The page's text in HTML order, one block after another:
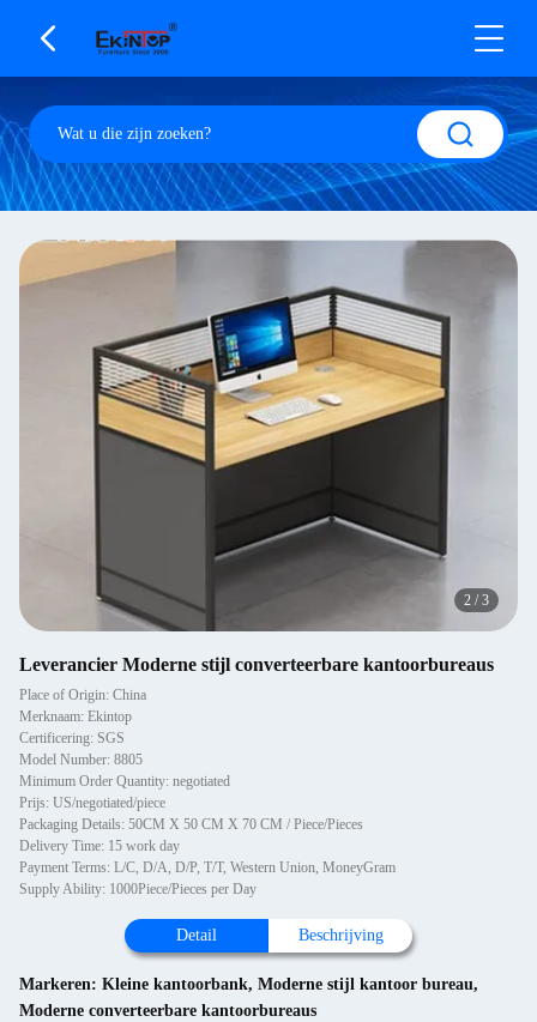
2 /3
Leverancier Moderne stijl converteerbare kantoorbureaus
Place of Origin: China
Merknaam: Ekintop
Certificering: SGS
Model Number: 8805
Minimum Order Quantity: negotiated
Prijs: US/negotiated/piece
Packaging Details: 50CM X 50 CM X 70 CM / Piece/Pieces
Delivery Time: 15 work day
Payment Terms: L/C, D/A, D/P, T/T, Western Union, MoneyGram
Supply Ability: 1000Piece/Pieces per Day
Detail Beschrijving
Markeren: Kleine kantoorbank, Moderne stijl kantoor bureau,
Moderne converteerbare kantoorbureaus